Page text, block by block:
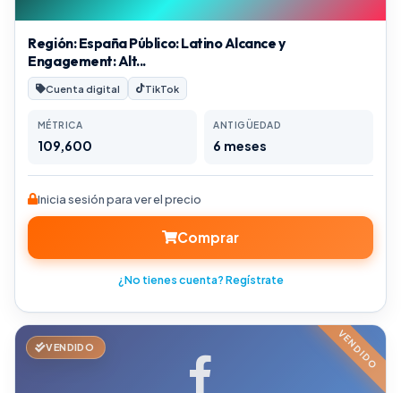
Región: España Público: Latino Alcance y
Engagement: Alt...
Cuenta digital TikTok
MÉTRICA
109,600
ANTIGÜEDAD
6 meses
Inicia sesión para ver el precio
Comprar
¿No tienes cuenta? Regístrate
VENDIDO VENDIDO